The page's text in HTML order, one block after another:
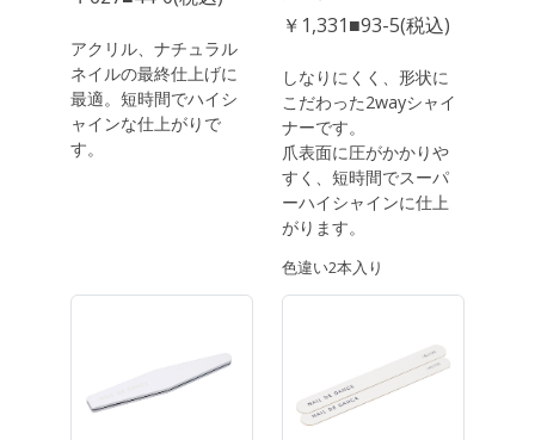
アクリル、ナチュラル
ネイルの最終仕上げに
最適。短時間でハイシ
ャインな仕上がりで
す。
￥1,331■93-5(税込)
しなりにくく、形状に
こだわった2wayシャイ
ナーです。
爪表面に圧がかかりや
すく、短時間でスーパ
ーハイシャインに仕上
がります。
色違い2本入り